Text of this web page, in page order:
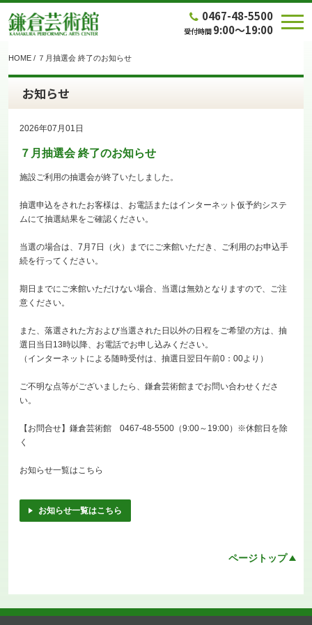
0467-48-5500
受付時間 9:00～19:00
HOME / ７月抽選会 終了のお知らせ
お知らせ
2026年07月01日
７月抽選会 終了のお知らせ
施設ご利用の抽選会が終了いたしました。
抽選申込をされたお客様は、お電話またはインターネット仮予約システ
ムにて抽選結果をご確認ください。
当選の場合は、7月7日（火）までにご来館いただき、ご利用のお申込手
続を行ってください。
期日までにご来館いただけない場合、当選は無効となりますので、ご注
意ください。
また、落選された方および当選された日以外の日程をご希望の方は、抽
選日当日13時以降、お電話でお申し込みください。
（インターネットによる随時受付は、抽選日翌日午前0：00より）
ご不明な点等がございましたら、鎌倉芸術館までお問い合わせくださ
い。
【お問合せ】鎌倉芸術館 0467-48-5500（9:00～19:00）※休館日を除
く
お知らせ一覧はこちら
お知らせ一覧はこちら
ページトップ